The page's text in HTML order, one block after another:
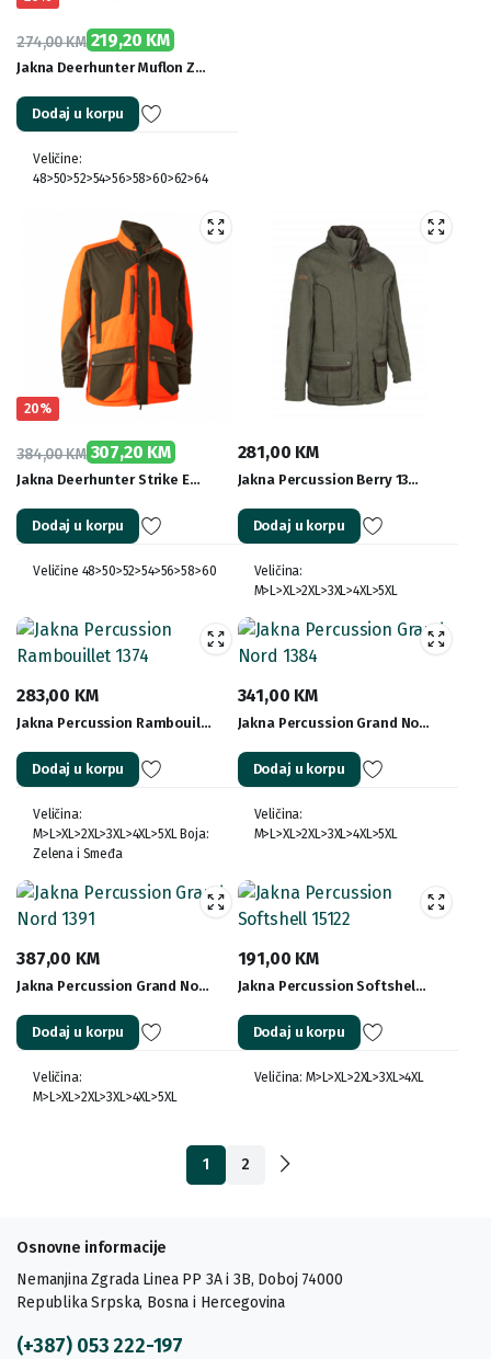
274,00KM
Original
was:
219,20 KM
Current
is:
Jakna Deerhunter Muflon Z…
Dodaj u korpu
Veličine:
48>50>52>54>56>58>60>62>64
20%
384,00KM
Original
was:
307,20 KM
Current
is:
Jakna Deerhunter Strike E…
Dodaj u korpu
Veličine 48>50>52>54>56>58>60
281,00 KM
Jakna Percussion Berry 13…
Dodaj u korpu
Veličina:
M>L>XL>2XL>3XL>4XL>5XL
283,00 KM
Jakna Percussion Rambouil…
Dodaj u korpu
Veličina:
M>L>XL>2XL>3XL>4XL>5XL Boja:
Zelena i Smeđa
341,00 KM
Jakna Percussion Grand No…
Dodaj u korpu
Veličina:
M>L>XL>2XL>3XL>4XL>5XL
387,00 KM
Jakna Percussion Grand No…
Dodaj u korpu
Veličina:
M>L>XL>2XL>3XL>4XL>5XL
191,00 KM
Jakna Percussion Softshel…
Dodaj u korpu
Veličina: M>L>XL>2XL>3XL>4XL
1 2
Osnovne informacije
Nemanjina Zgrada Linea PP 3A i 3B, Doboj 74000
Republika Srpska, Bosna i Hercegovina
(+387) 053 222-197